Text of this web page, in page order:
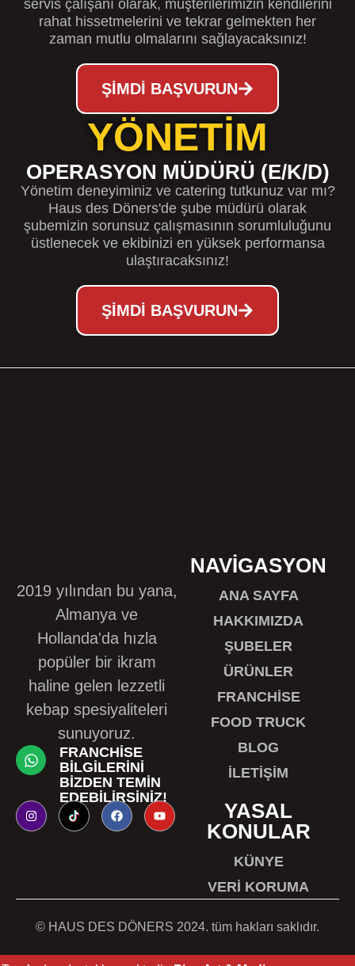
servis çalışanı olarak, müşterilerimizin kendilerini
rahat hissetmelerini ve tekrar gelmekten her
zaman mutlu olmalarını sağlayacaksınız!
ŞIMDI BAŞVURUN
YÖNETIM
OPERASYON MÜDÜRÜ (E/K/D)
Yönetim deneyiminiz ve catering tutkunuz var mı?
Haus des Döners'de şube müdürü olarak
şubemizin sorunsuz çalışmasının sorumluluğunu
üstlenecek ve ekibinizi en yüksek performansa
ulaştıracaksınız!
ŞIMDI BAŞVURUN
NAVIGASYON
ANA SAYFA
HAKKIMIZDA
ŞUBELER
ÜRÜNLER
FRANCHISE
FOOD TRUCK
BLOG
İLETIŞIM
YASAL
KONULAR
KÜNYE
VERI KORUMA
2019 yılından bu yana,
Almanya ve
Hollanda'da hızla
popüler bir ikram
haline gelen lezzetli
kebap spesiyaliteleri
sunuyoruz.
FRANCHISE
BILGILERINI
BIZDEN TEMIN
EDEBILIRSINIZ!
© HAUS DES DÖNERS 2024. tüm hakları saklıdır.